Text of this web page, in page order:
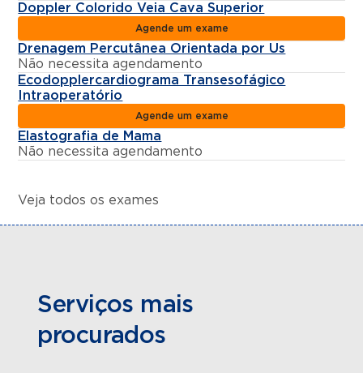
Doppler Colorido Veia Cava Superior
Agende um exame
Drenagem Percutânea Orientada por Us
Não necessita agendamento
Ecodopplercardiograma Transesofágico
Intraoperatório
Agende um exame
Elastografia de Mama
Não necessita agendamento
Veja todos os exames
Serviços mais
procurados